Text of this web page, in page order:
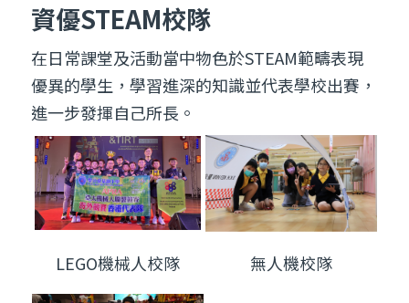
資優STEAM校隊
在日常課堂及活動當中物色於STEAM範疇表現
優異的學生，學習進深的知識並代表學校出賽，
進一步發揮自己所長。
LEGO機械人校隊 無人機校隊